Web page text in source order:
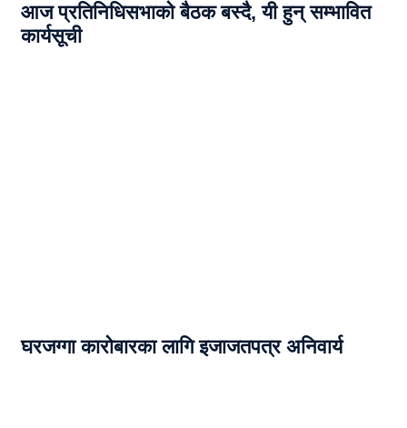
आज प्रतिनिधिसभाको बैठक बस्दै, यी हुन् सम्भावित
कार्यसूची
घरजग्गा कारोबारका लागि इजाजतपत्र अनिवार्य